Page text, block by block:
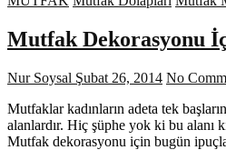
Mutfak Dekorasyonu
Nur Soysal Şubat 26, 2014 No
Mutfaklar kadınların adeta tek
alanlardır. Hiç şüphe yok ki bu alanı
Mutfak dekorasyonu için bugün